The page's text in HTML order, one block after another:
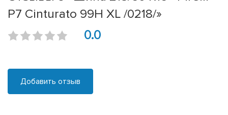
P7 Cinturato 99H XL /0218/»
0.0
Добавить отзыв